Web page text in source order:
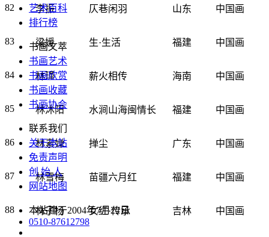
82 李振 仄巷闲羽 山东 中国画
83 梁媛 生·生活 福建 中国画
84 林瑾 薪火相传 海南 中国画
85 林沐阳 水涧山海闽情长 福建 中国画
86 林素婵 掸尘 广东 中国画
87 林雪梅 苗疆六月红 福建 中国画
88 林子杨 女红·传承 吉林 中国画
艺术百科
排行榜
书画文萃
书画艺术
书画欣赏
书画收藏
书画协会
联系我们
关于本站
免责声明
创 始 人
网站地图
本站建于2004年7月22日
0510-87612798